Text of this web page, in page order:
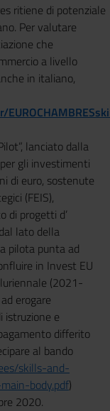
ritiene di potenziale
Per valutare
che
a livello
in italiano,
lanciato dalla
gli investimenti
di euro, sostenute
(FEIS),
di progetti d’
lato della
pilota punta ad
in Invest EU
(2021-
erogare
istruzione e
differito
al bando
skills-and-
body.pdf)
2020.